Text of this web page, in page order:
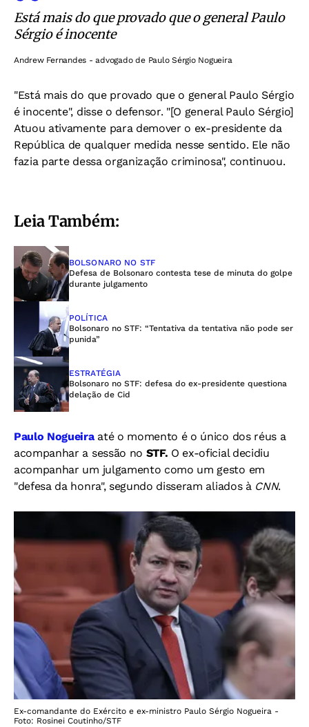
Está mais do que provado que o general Paulo
Sérgio é inocente
Andrew Fernandes - advogado de Paulo Sérgio Nogueira
"Está mais do que provado que o general Paulo Sérgio
é inocente", disse o defensor. "[O general Paulo Sérgio]
Atuou ativamente para demover o ex-presidente da
República de qualquer medida nesse sentido. Ele não
fazia parte dessa organização criminosa", continuou.
Leia Também:
BOLSONARO NO STF
Defesa de Bolsonaro contesta tese de minuta do golpe
durante julgamento
POLÍTICA
Bolsonaro no STF: “Tentativa da tentativa não pode ser
punida”
ESTRATÉGIA
Bolsonaro no STF: defesa do ex-presidente questiona
delação de Cid
Paulo Nogueiraaté o momento é o único dos réus a
acompanhar a sessão no STF. O ex-oficial decidiu
acompanhar um julgamento como um gesto em
"defesa da honra", segundo disseram aliados à CNN.
Ex-comandante do Exército e ex-ministro Paulo Sérgio Nogueira -
Foto: Rosinei Coutinho/STF